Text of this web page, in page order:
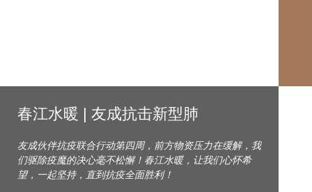
春江水暖 | 友成抗击新型肺
友成伙伴抗疫联合行动第四周，前方物资压力在缓解，我
们驱除疫魔的决心毫不松懈！春江水暖，让我们心怀希
望，一起坚持，直到抗疫全面胜利！